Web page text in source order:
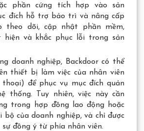
phần cứng tích hợp vào sản
đích hỗ trợ bảo trì và nâng cấp
theo dõi, cập nhật phần mềm,
hiện và khắc phục lỗi trong sản
doanh nghiệp, Backdoor có thể
thiết bị làm việc của nhân viên
để phục vụ mục đích quản
thống. Tuy nhiên, việc này cần
trong hợp đồng lao động hoặc
bộ của doanh nghiệp, và chỉ được
sự đồng ý từ phía nhân viên.